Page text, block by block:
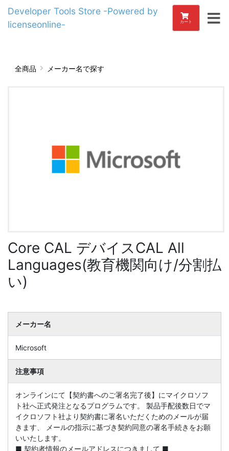
Developer Tools Store -Powered by
licenseonline-
カート
全商品 メーカー名で探す
Core CAL デバイスCAL All
Languages(教育機関向け/分割払
い)
メーカー名
Microsoft
注意事項
オンラインにて【契約書へのご署名完了後】にマイクロソフ
ト社へ正式発注となるプログラムです。 製品手配後数日でマ
イクロソフト社より契約書に署名いただくためのメールが届
きます、 メールの指示に基づき契約同意の署名手続きをお願
いいたします。
■ 契約者情報のメールアドレスにつきまして ■